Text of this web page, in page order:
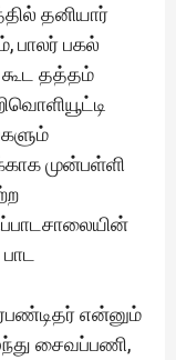
தனியார்
பாலர் பகல்
கூட தத்தம்
முன்பள்ளி
என்னும்
சைவப்பணி,